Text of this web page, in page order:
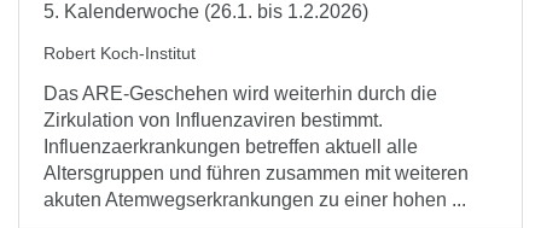
5. Kalenderwoche (26.1. bis 1.2.2026)
Robert Koch-Institut
Das ARE-Geschehen wird weiterhin durch die
Zirkulation von Influenzaviren bestimmt.
Influenzaerkrankungen betreffen aktuell alle
Altersgruppen und führen zusammen mit weiteren
akuten Atemwegserkrankungen zu einer hohen ...